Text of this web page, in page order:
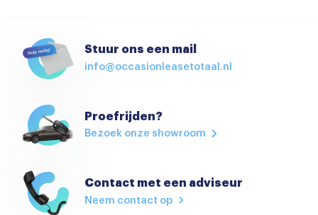
Schuif-/kanteldak
Trekhaak
Zonnescherm zijruiten
Achteruitrijcamera
Android auto
Stuur ons een mail
info@occasionleasetotaal.nl
Proefrijden?
Bezoek onze showroom
Contact met een adviseur
Neem contact op